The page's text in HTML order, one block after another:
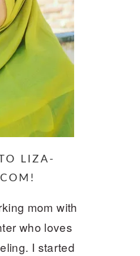
LIZA-
mom with
who loves
I started